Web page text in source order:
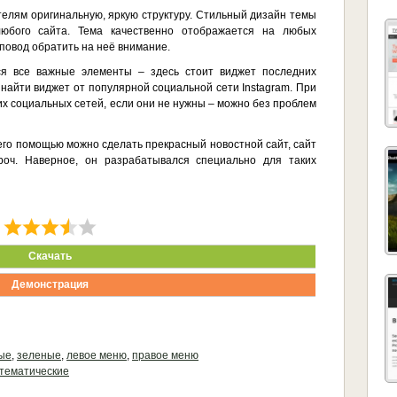
оригинальную, яркую структуру. Стильный дизайн темы
сайта. Тема качественно отображается на любых
обратить на неё внимание.
все важные элементы – здесь стоит виджет последних
виджет от популярной социальной сети Instagram. При
социальных сетей, если они не нужны – можно без проблем
помощью можно сделать прекрасный новостной сайт, сайт
Наверное, он разрабатывался специально для таких
Скачать
Демонстрация
, зеленые, левое меню, правое меню